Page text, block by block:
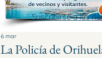
Suscribirse a las
La Policía de
6 mar